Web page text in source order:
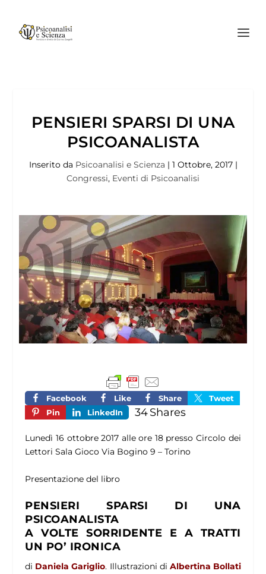
PENSIERI SPARSI DI UNA
PSICOANALISTA
Inserito da Psicoanalisi e Scienza | 1 Ottobre, 2017|
Congressi, Eventi di Psicoanalisi
Facebook Like Share
Tweet
Pin
LinkedIn Shares
34
Lunedì 16 ottobre 2017 alle ore 18 presso Circolo dei
Lettori Sala Gioco Via Bogino 9 – Torino
Presentazione del libro
PENSIERI SPARSI DI UNA
PSICOANALISTA
A VOLTE SORRIDENTE E A TRATTI
UN PO’ IRONICA
di Daniela Gariglio. Illustrazioni di Albertina Bollati